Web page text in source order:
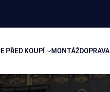
PŘED KOUPÍ MONTÁŽDOPRAVA